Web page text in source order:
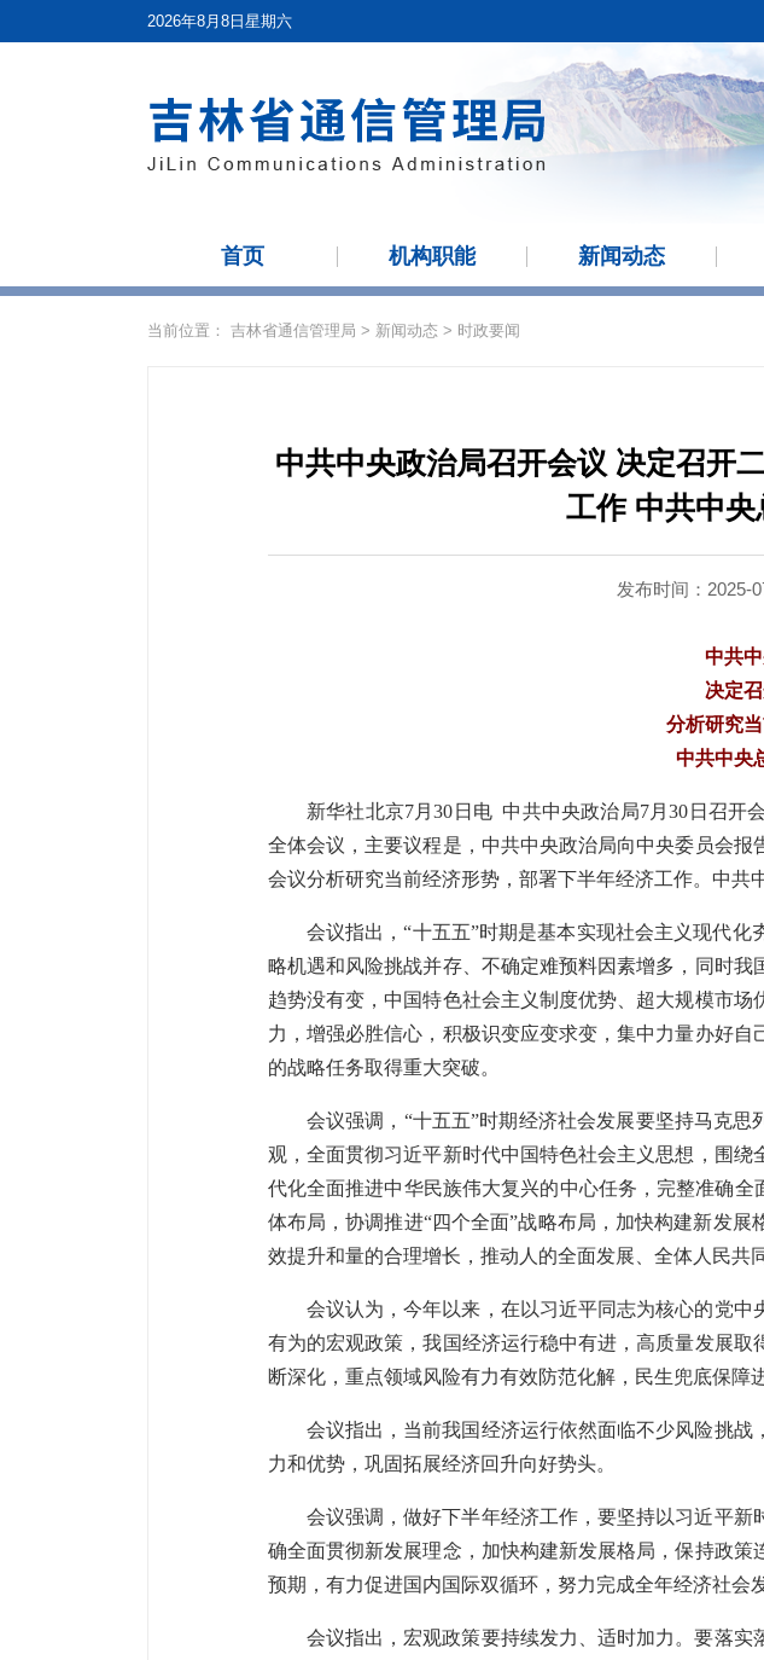
2026年8月8日星期六
首页 机构职能 新闻动态
当前位置： 吉林省通信管理局 > 新闻动态 > 时政要闻
中共中央政治局召开会议 决定召开
工作 中共中
发布时间：2025-
中共
决定
分析研究
中共中央
新华社北京7月30日电 中共中央政治局7月30日召开
全体会议，主要议程是，中共中央政治局向中央委员会报
会议分析研究当前经济形势，部署下半年经济工作。中共
会议指出，“十五五”时期是基本实现社会主义现代
略机遇和风险挑战并存、不确定难预料因素增多，同时
趋势没有变，中国特色社会主义制度优势、超大规模市
力，增强必胜信心，积极识变应变求变，集中力量办好
的战略任务取得重大突破。
会议强调，“十五五”时期经济社会发展要坚持马克
观，全面贯彻习近平新时代中国特色社会主义思想，围
代化全面推进中华民族伟大复兴的中心任务，完整准确
体布局，协调推进“四个全面”战略布局，加快构建新发
效提升和量的合理增长，推动人的全面发展、全体人民共
会议认为，今年以来，在以习近平同志为核心的党
有为的宏观政策，我国经济运行稳中有进，高质量发展
断深化，重点领域风险有力有效防范化解，民生兜底保障
会议指出，当前我国经济运行依然面临不少风险挑
力和优势，巩固拓展经济回升向好势头。
会议强调，做好下半年经济工作，要坚持以习近平
确全面贯彻新发展理念，加快构建新发展格局，保持政
预期，有力促进国内国际双循环，努力完成全年经济社会
会议指出，宏观政策要持续发力、适时加力。要落实